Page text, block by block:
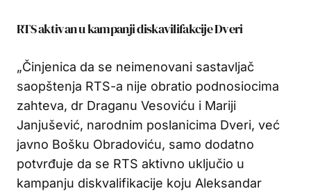
RTS aktivan u kampanji diskavilifakcije Dveri
„Činjenica da se neimenovani sastavljač
saopštenja RTS-a nije obratio podnosiocima
zahteva, dr Draganu Vesoviću i Mariji
Janjušević, narodnim poslanicima Dveri, već
javno Bošku Obradoviću, samo dodatno
potvrđuje da se RTS aktivno uključio u
kampanju diskvalifikacije koju Aleksandar